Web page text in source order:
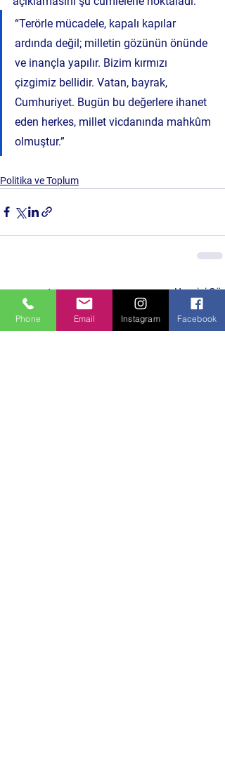
“Terörle mücadele, kapalı kapılar
ardında değil; milletin gözünün önünde
ve inançla yapılır. Bizim kırmızı
çizgimiz bellidir. Vatan, bayrak,
Cumhuriyet. Bugün bu değerlere ihanet
eden herkes, millet vicdanında mahkûm
olmuştur.”
Politika ve Toplum
Son Yazılar Hepsini Gör
Phone Email Instagram Facebook